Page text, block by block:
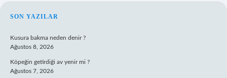
SIDEBAR
SON YAZILAR
Kusura bakma neden denir ?
Ağustos 8, 2026
Köpeğin getirdiği av yenir mi ?
Ağustos 7, 2026